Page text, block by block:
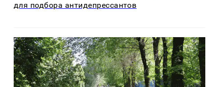
для подбора антидепрессантов